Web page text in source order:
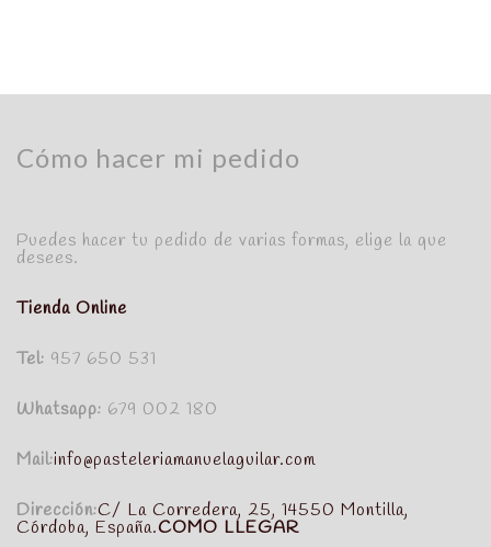
Cómo hacer mi pedido
Puedes hacer tu pedido de varias formas, elige la que
desees.
Tienda Online
Tel: 957 650 531
Whatsapp: 679 002 180
Mail:info@pasteleriamanuelaguilar.com
Dirección:C/ La Corredera, 25, 14550 Montilla,
Córdoba, España.COMO LLEGAR